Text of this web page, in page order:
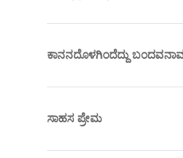
ಕಾನನದೊಳಗಿಂದೆದ್ದು
ಸಾಹಸ ಪ್ರೇಮ